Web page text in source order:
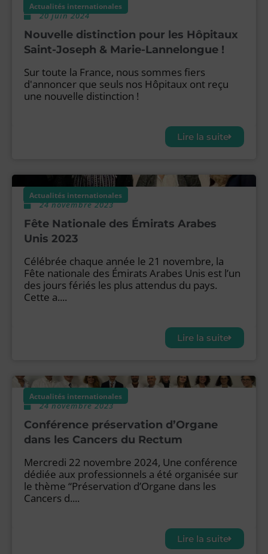
Actualités internationales
20 juin 2024
Nouvelle distinction pour les Hôpitaux
Saint-Joseph & Marie-Lannelongue !
Sur toute la France, nous sommes fiers
d'annoncer que seuls nos Hôpitaux ont reçu
une nouvelle distinction !
Lire la suite
Actualités internationales
24 novembre 2023
Fête Nationale des Émirats Arabes
Unis 2023
Célébrée chaque année le 21 novembre, la
Fête nationale des Émirats Arabes Unis est l’un
des jours fériés les plus attendus du pays.
Cette a....
Lire la suite
Actualités internationales
24 novembre 2023
Conférence préservation d’Organe
dans les Cancers du Rectum
Mercredi 22 novembre 2024, Une conférence
dédiée aux professionnels a été organisée sur
le thème “Préservation d’Organe dans les
Cancers d....
Lire la suite